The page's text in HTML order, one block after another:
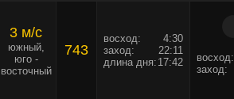
3 м/c
южный,
юго -
восточный
743
восход:
4:30
заход:
22:11
длина дня: 17:42 восход:
заход: